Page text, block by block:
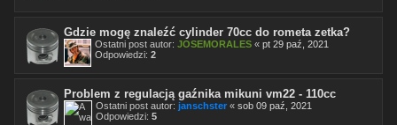
Gdzie mogę znaleźć cylinder 70cc do rometa zetka?
Ostatni post autor: JOSEMORALES « pt 29 paź, 2021
Odpowiedzi: 2
Problem z regulacją gaźnika mikuni vm22 - 110cc
Ostatni post autor: janschster « sob 09 paź, 2021
Odpowiedzi: 5